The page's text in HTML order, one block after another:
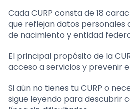
Cada CURP consta de 18
que reflejan datos
de nacimiento y entidad
El principal propósito de la
acceso a servicios y prevenir
Si aún no tienes tu CURP o
sigue leyendo para descubrir